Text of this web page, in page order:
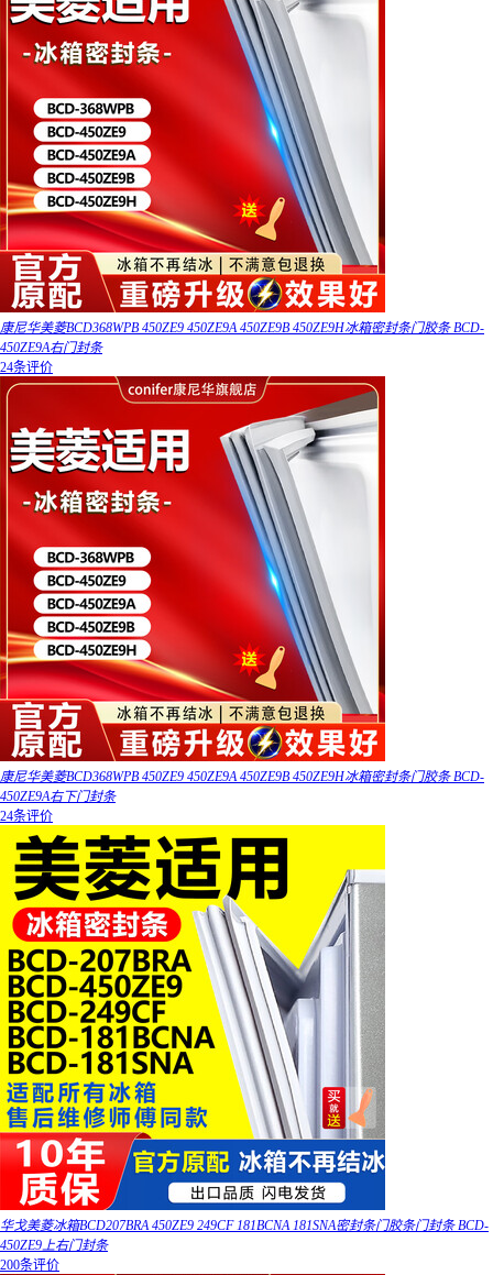
康尼华美菱BCD368WPB 450ZE9 450ZE9A 450ZE9B 450ZE9H冰箱密封条门胶条 BCD-
450ZE9A右门封条
24条评价
康尼华美菱BCD368WPB 450ZE9 450ZE9A 450ZE9B 450ZE9H冰箱密封条门胶条 BCD-
450ZE9A右下门封条
24条评价
华戈美菱冰箱BCD207BRA 450ZE9 249CF 181BCNA 181SNA密封条门胶条门封条 BCD-
450ZE9上右门封条
200条评价